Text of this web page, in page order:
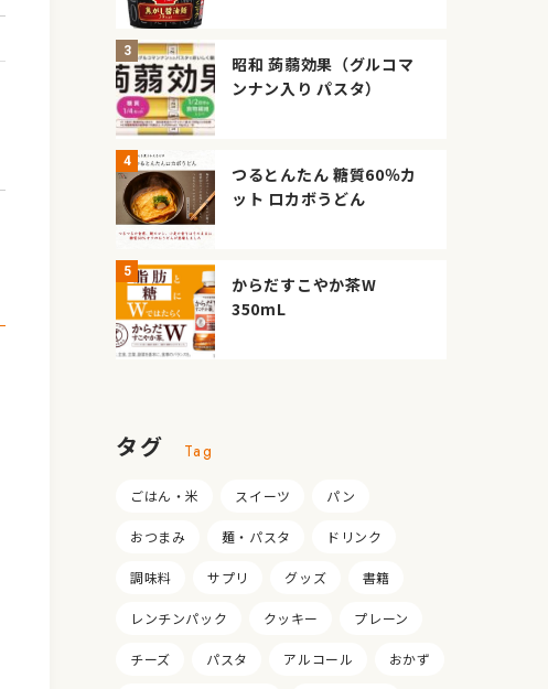
昭和 蒟蒻効果（グルコマ
ンナン入り パスタ）
つるとんたん 糖質60％カ
ット ロカボうどん
からだすこやか茶W
350mL
タグ Tag
ごはん・米 スイーツ パン
おつまみ 麺・パスタ ドリンク
調味料 サプリ グッズ 書籍
レンチンパック クッキー プレーン
チーズ パスタ アルコール おかず